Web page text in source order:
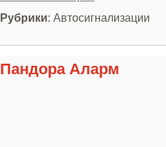
Рубрики: Автосигнализации
Пандора Аларм